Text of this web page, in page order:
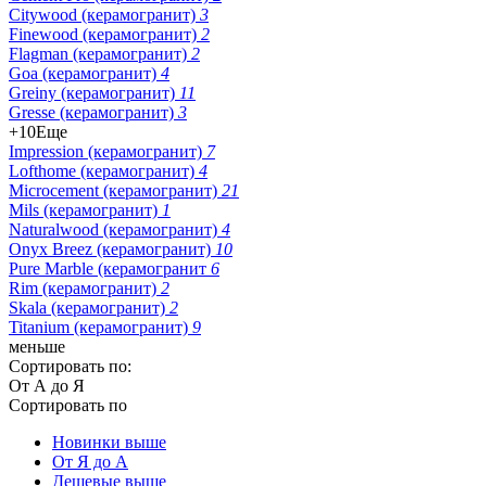
Citywood (керамогранит) 3
Finewood (керамогранит) 2
Flagman (керамогранит) 2
Goa (керамогранит) 4
Greiny (керамогранит) 11
Gresse (керамогранит) 3
+10Еще
Impression (керамогранит) 7
Lofthome (керамогранит) 4
Microcement (керамогранит) 21
Mils (керамогранит) 1
Naturalwood (керамогранит) 4
Onyx Breez (керамогранит) 10
Pure Marble (керамогранит 6
Rim (керамогранит) 2
Skala (керамогранит) 2
Titanium (керамогранит) 9
меньше
Сортировать по:
От А до Я
Сортировать по
Новинки выше
От Я до А
Дешевые выше